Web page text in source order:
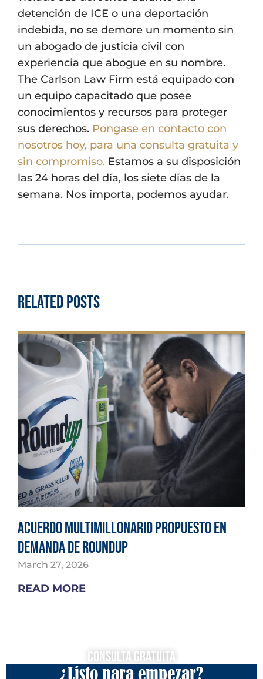
detención de ICE o una deportación
indebida, no se demore un momento sin
un abogado de justicia civil con
experiencia que abogue en su nombre.
The Carlson Law Firm está equipado con
un equipo capacitado que posee
conocimientos y recursos para proteger
sus derechos. Pongase en contacto con
nosotros hoy, para una consulta gratuita y
sin compromiso. Estamos a su disposición
las 24 horas del día, los siete días de la
semana. Nos importa, podemos ayudar.
Related Posts
Acuerdo multimillonario propuesto en
demanda de Roundup
March 27, 2026
READ MORE
Consulta Gratuita
¿Listo para empezar?